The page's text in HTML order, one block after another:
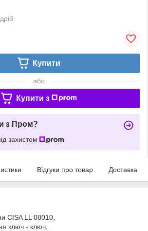
Купити
або
Купити з
з Пром?
захистом
Відгуки про товар Доставка
CISA LL 08010,
ключ - ключ,